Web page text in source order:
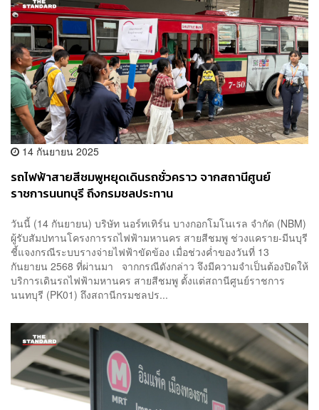
14 กันยายน 2025
รถไฟฟ้าสายสีชมพูหยุดเดินรถชั่วคราว จากสถานีศูนย์
ราชการนนทบุรี ถึงกรมชลประทาน
วันนี้ (14 กันยายน) บริษัท นอร์ทเทิร์น บางกอกโมโนเรล จำกัด (NBM)
ผู้รับสัมปทานโครงการรถไฟฟ้ามหานคร สายสีชมพู ช่วงแคราย-มีนบุรี
ชี้แจงกรณีระบบรางจ่ายไฟฟ้าขัดข้อง เมื่อช่วงค่ำของวันที่ 13
กันยายน 2568 ที่ผ่านมา จากกรณีดังกล่าว จึงมีความจำเป็นต้องปิดให้
บริการเดินรถไฟฟ้ามหานคร สายสีชมพู ตั้งแต่สถานีศูนย์ราชการ
นนทบุรี (PK01) ถึงสถานีกรมชลปร...